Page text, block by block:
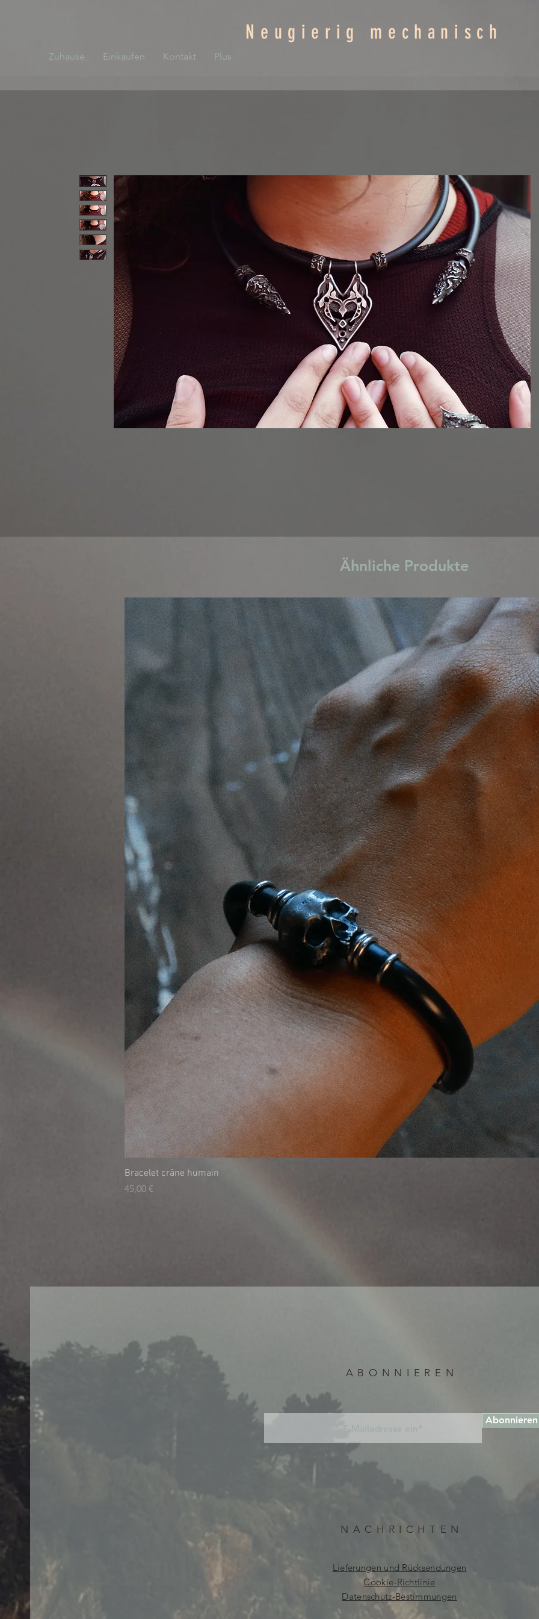
Zuhause Einkaufen Kontakt Plus
Neugierig mechanisch
Ähnliche Produkte
Bracelet crâne humain
Preis
45,00 €
ABONNIEREN
Abonnieren
NACHRICHTEN
Lieferungen und Rücksendungen
Cookie-Richtlinie
Datenschutz-Bestimmungen